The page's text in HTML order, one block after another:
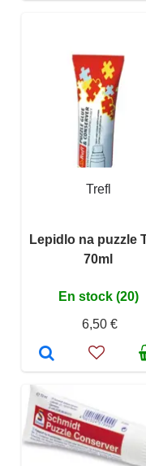
Trefl
Lepidlo na puzzle
70ml
En stock (20)
6,50 €